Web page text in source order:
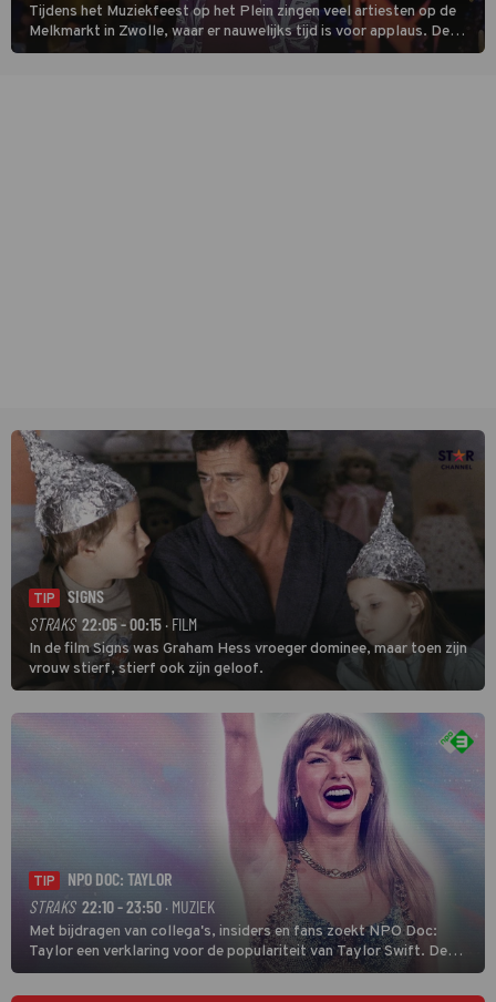
Tijdens het Muziekfeest op het Plein zingen veel artiesten op de
Melkmarkt in Zwolle, waar er nauwelijks tijd is voor applaus. De
grootste namen zijn André Hazes, Jannes, René Froger en
TIP
SIGNS
STRAKS 22:05 - 00:15 · FILM
In de film Signs was Graham Hess vroeger dominee, maar toen zijn
vrouw stierf, stierf ook zijn geloof.
TIP
NPO DOC: TAYLOR
STRAKS 22:10 - 23:50 · MUZIEK
Met bijdragen van collega's, insiders en fans zoekt NPO Doc:
Taylor een verklaring voor de populariteit van Taylor Swift. De
singer-songwriter is een van de succesvolste sterren van onze tijd
en een inspiratie voor velen. (HH)